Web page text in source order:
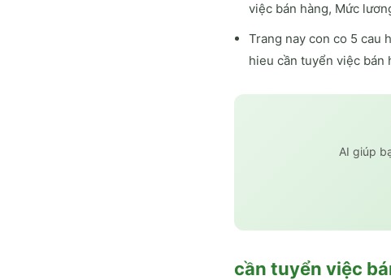
việc bán hàng, Mức
Trang nay con co 5 cau
hieu cần tuyển việc bán
AI giúp
cần tuyển việc